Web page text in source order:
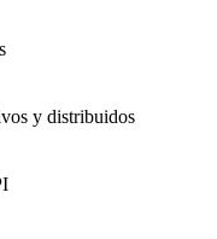
y distribuidos